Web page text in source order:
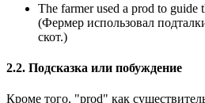
The farmer used a prod to guide
(Фермер использовал
скот.)
2.2. Подсказка или побуждение
Кроме того, "prod" как